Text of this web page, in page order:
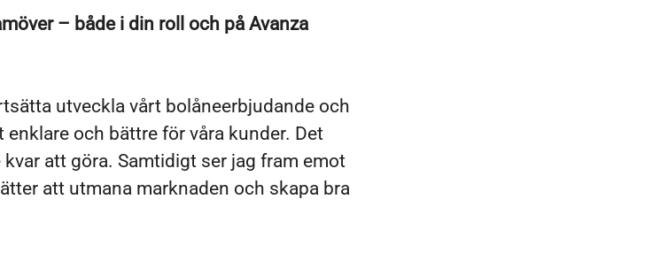
– både i din roll och på Avanza
utveckla vårt bolåneerbjudande och
och bättre för våra kunder. Det
att göra. Samtidigt ser jag fram emot
att utmana marknaden och skapa bra